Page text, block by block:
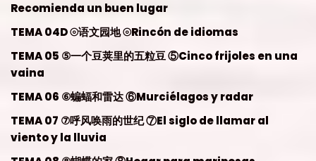
Recomienda un buen lugar
TEMA 04D ⦾语文园地 ⦾Rincón de idiomas
TEMA 05 ⑤一个豆荚里的五粒豆 ⑤Cinco frijoles en una
vaina
TEMA 06 ⑥蝙蝠和雷达 ⑥Murciélagos y radar
TEMA 07 ⑦呼风唤雨的世纪 ⑦El siglo de llamar al
viento y la lluvia